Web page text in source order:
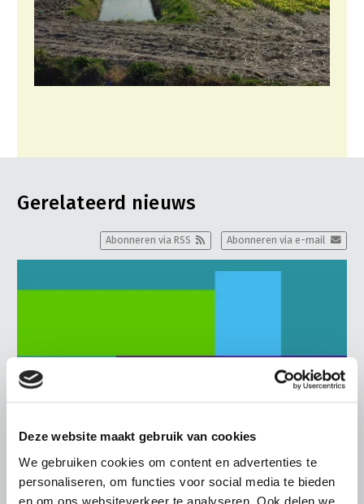
Deze website maakt gebruik van cookies
We gebruiken cookies om content en advertenties te
personaliseren, om functies voor social media te bieden
en om ons websiteverkeer te analyseren. Ook delen we
Gerelateerd nieuws
Abonneren via e-mail
Abonneren via RSS